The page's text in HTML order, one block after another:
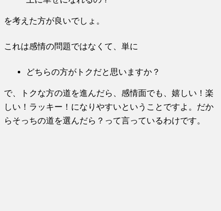
を考えた方が良いでしょ。
これは感情の問題ではなくて、単に
どちらの方がトクだと思いますか？
で、トクな方の道を進んだら、感情面でも、嬉しい！楽
しい！ラッキー！になりやすいということですよ。だか
らそっちの道を選んだら？って言っているわけです。